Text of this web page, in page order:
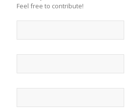
Feel free to contribute!